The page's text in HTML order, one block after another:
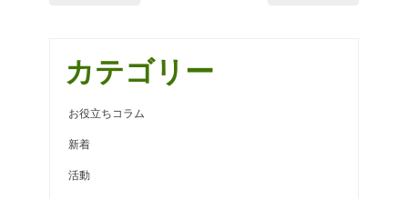
カテゴリー
お役立ちコラム
新着
活動